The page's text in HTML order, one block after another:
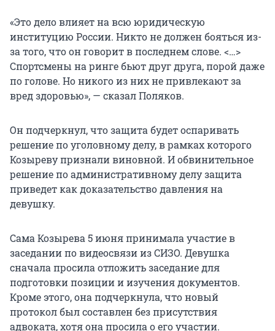
«Это дело влияет на всю юридическую
институцию России. Никто не должен бояться из-
за того, что он говорит в последнем слове. <…>
Спортсмены на ринге бьют друг друга, порой даже
по голове. Но никого из них не привлекают за
вред здоровью», — сказал Поляков.
Он подчеркнул, что защита будет оспаривать
решение по уголовному делу, в рамках которого
Козыреву признали виновной. И обвинительное
решение по административному делу защита
приведет как доказательство давления на
девушку.
Сама Козырева 5 июня принимала участие в
заседании по видеосвязи из СИЗО. Девушка
сначала просила отложить заседание для
подготовки позиции и изучения документов.
Кроме этого, она подчеркнула, что новый
протокол был составлен без присутствия
адвоката, хотя она просила о его участии.